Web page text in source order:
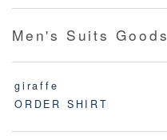
Men's Suits Goods
giraffe
ORDER SHIRT